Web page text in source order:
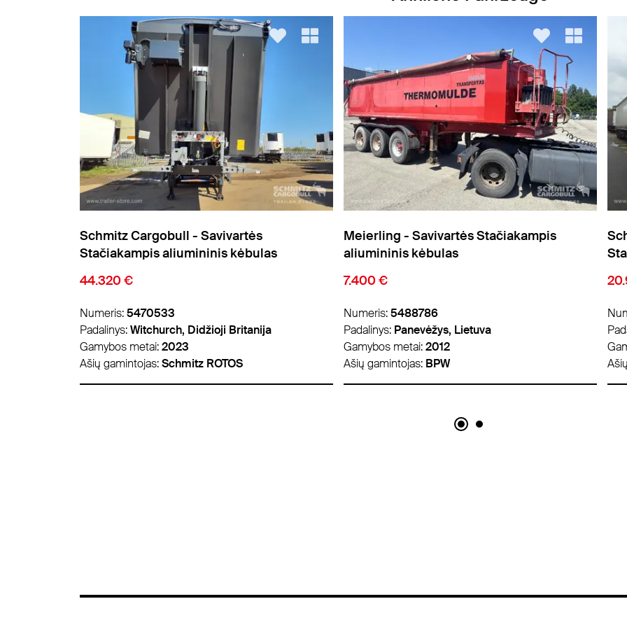
Meierling - Savivartės Stačiakampis
aliumininis kėbulas
7.400 €
Numeris:5488786
Padalinys:Panevėžys, Lietuva
Gamybos metai:2012
Ašių gamintojas:BPW
Schmitz Cargobull - Savivartės
Stačiakampis aliumininis kėbulas
20.950 €
Numeris:5489096
Padalinys: Lyon, Prancūzija
Gamybos metai:2019
Ašių gamintojas: Schmitz ROTOS